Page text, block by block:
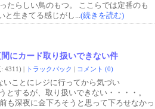
たらしい鳥のもつ。 ここらでは定番のも
と生きてる感じがし...(続きを読む)
にカード取り扱いできない件
4311) | トラックバック | コメント (0)
ことにレジに行ってから気づい
とするが、取り扱いできない・・・・。
も深夜に金下ろそうと思って下ろせなかっ